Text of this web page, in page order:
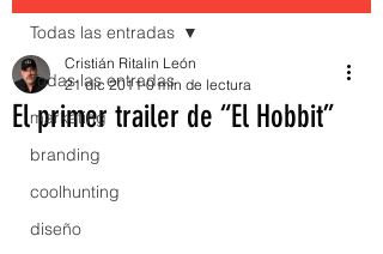
Todas las entradas
marketing
branding
coolhunting
diseño
Todas las entradas
El primer trailer de “El Hobbit”
Cristián Ritalin León
21 dic 2011 0 min de lectura